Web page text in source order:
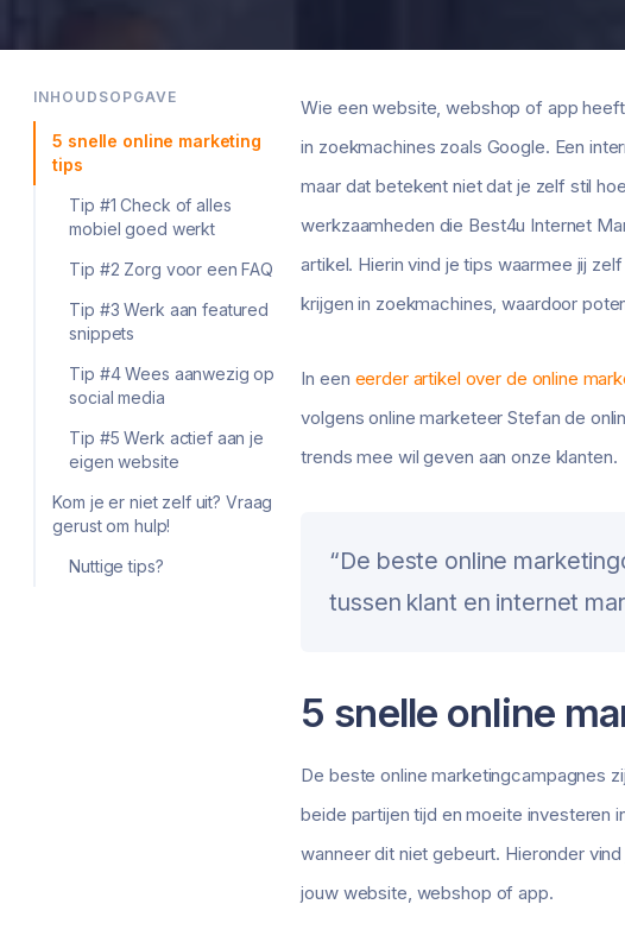
INHOUDSOPGAVE
5 snelle online marketing
tips
Tip #1 Check of alles
mobiel goed werkt
Tip #2 Zorg voor een FAQ
Tip #3 Werk aan featured
snippets
Tip #4 Wees aanwezig op
social media
Tip #5 Werk actief aan je
eigen website
Kom je er niet zelf uit? Vraag
gerust om hulp!
Nuttige tips?
Wie een website, webshop of app
in zoekmachines zoals Google. Een
maar dat betekent niet dat je zelf stil
werkzaamheden die Best4u Internet
artikel. Hierin vind je tips waarmee jij
krijgen in zoekmachines, waardoor
In een eerder artikel over de online
volgens online marketeer Stefan de
trends mee wil geven aan onze klanten.
“De beste online
tussen klant en internet
5 snelle online
De beste online marketingcampagnes
beide partijen tijd en moeite investeren
wanneer dit niet gebeurt. Hieronder
jouw website, webshop of app.